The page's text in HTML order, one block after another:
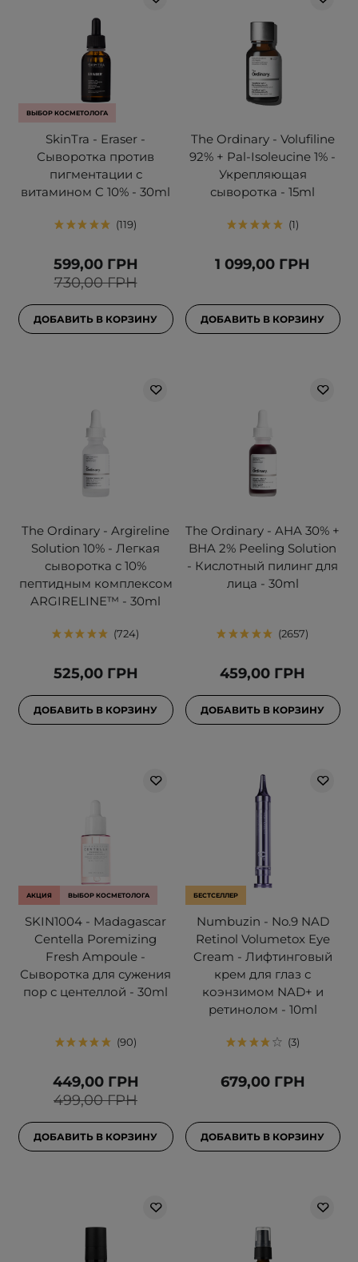
ВЫБОР КОСМЕТОЛОГА
SkinTra - Eraser -
Сыворотка против
пигментации с
витамином C 10% - 30ml
119
730,00 ГРН
599,00 ГРН
ДОБАВИТЬ В КОРЗИНУ
The Ordinary - Volufiline
92% + Pal-Isoleucine 1% -
Укрепляющая
сыворотка - 15ml
1
1 099,00 ГРН
ДОБАВИТЬ В КОРЗИНУ
The Ordinary - Argireline
Solution 10% - Легкая
сыворотка с 10%
пептидным комплексом
ARGIRELINE™ - 30ml
724
525,00 ГРН
ДОБАВИТЬ В КОРЗИНУ
The Ordinary - AHA 30% +
BHA 2% Peeling Solution
- Кислотный пилинг для
лица - 30ml
2657
459,00 ГРН
ДОБАВИТЬ В КОРЗИНУ
АКЦИЯ ВЫБОР КОСМЕТОЛОГА
SKIN1004 - Madagascar
Centella Poremizing
Fresh Ampoule -
Сыворотка для сужения
пор с центеллой - 30ml
90
499,00 ГРН
449,00 ГРН
ДОБАВИТЬ В КОРЗИНУ
БЕСТСЕЛЛЕР
Numbuzin - No.9 NAD
Retinol Volumetox Eye
Cream - Лифтинговый
крем для глаз с
коэнзимом NAD+ и
ретинолом - 10ml
3
679,00 ГРН
ДОБАВИТЬ В КОРЗИНУ